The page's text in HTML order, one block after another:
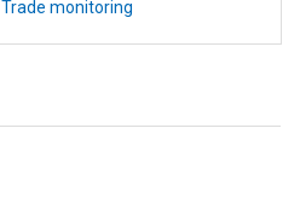
Trade monitoring